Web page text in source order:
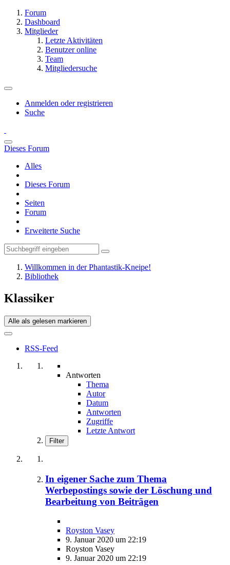
Forum
Dashboard
Mitglieder
Letzte Aktivitäten
Benutzer online
Team
Mitgliedersuche
Anmelden oder registrieren
Suche
Dieses Forum
Alles
Dieses Forum
Seiten
Forum
Erweiterte Suche
Willkommen in der Phantastik-Kneipe!
Bibliothek
Klassiker
Alle als gelesen markieren
RSS-Feed
Antworten
Thema
Autor
Datum
Antworten
Zugriffe
Letzte Antwort
Filter
In eigener Sache zum Thema
Werbepostings sowie der Löschung und
Bearbeitung von Beiträgen
Royston Vasey
9. Januar 2020 um 22:19
Royston Vasey
9. Januar 2020 um 22:19